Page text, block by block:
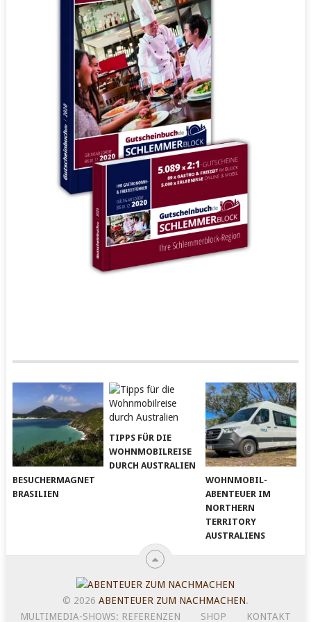
BESUCHERMAGNET
BRASILIEN
TIPPS FÜR DIE
WOHNMOBILREISE
DURCH AUSTRALIEN
WOHNMOBIL-
ABENTEUER IM
NORTHERN
TERRITORY
AUSTRALIENS
© 2026 ABENTEUER ZUM NACHMACHEN.
MULTIMEDIA-SHOWS: REFERENZEN
SHOP KONTAKT